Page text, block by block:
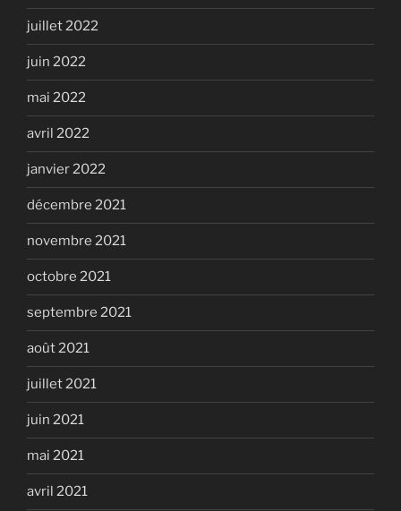
juillet 2022
juin 2022
mai 2022
avril 2022
janvier 2022
décembre 2021
novembre 2021
octobre 2021
septembre 2021
août 2021
juillet 2021
juin 2021
mai 2021
avril 2021